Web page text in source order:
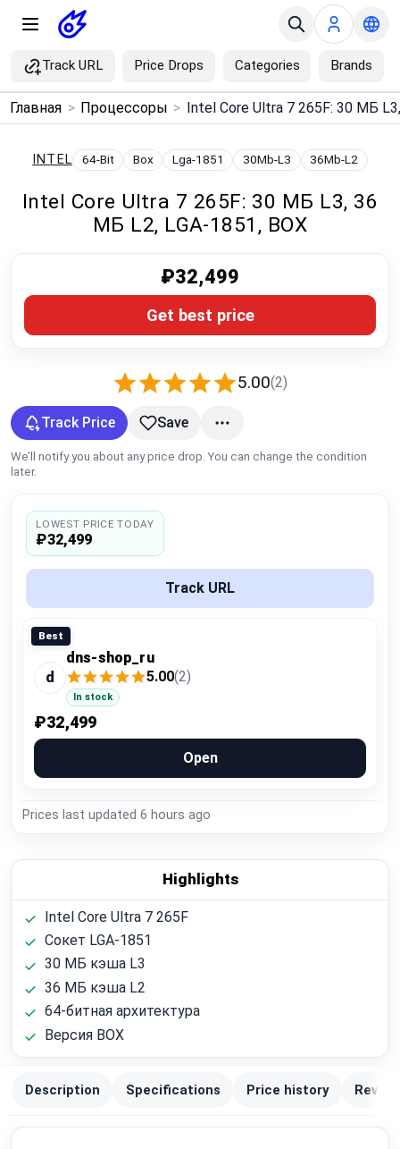
Track URL Price Drops Categories Brands
Menu ×
Global Price Tracker
Blog
Compare
Plans & Pricing
Главная > Процессоры >
INTEL 64-Bit Box Lga-1851 30Mb-L3 36Mb-L2
Intel Core Ultra 7 265F: 30 МБ L3, 36
МБ L2, LGA-1851, BOX
5.00(2)
₽32,499
Get best price
Track Price Save
We’ll notify you about any price drop. You can change the condition
later.
LOWEST PRICE TODAY
₽32,499
Track URL
Best
d
dns-shop_ru
5.00(2)
In stock
₽32,499
Open
Prices last updated 6 hours ago
Highlights
Intel Core Ultra 7 265F
Сокет LGA-1851
30 МБ кэша L3
36 МБ кэша L2
64-битная архитектура
Версия BOX
Description Specifications Price history